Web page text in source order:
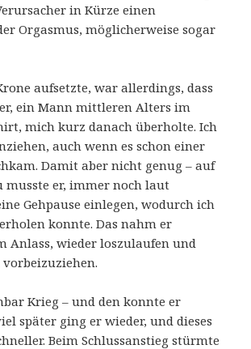
in Kürze einen
Orgasmus, möglicherweise sogar
aufsetzte, war allerdings, dass
ein Mann mittleren Alters im
mich kurz danach überholte. Ich
auch wenn es schon einer
Damit aber nicht genug – auf
musste er, immer noch laut
Gehpause einlegen, wodurch ich
konnte. Das nahm er
Anlass, wieder loszulaufen und
Krieg – und den konnte er
später ging er wieder, und dieses
Beim Schlussanstieg stürmte